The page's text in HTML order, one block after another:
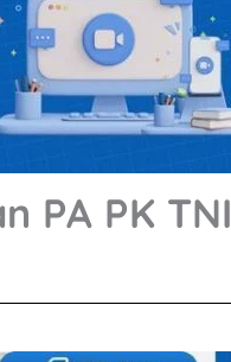
PA PK TNI